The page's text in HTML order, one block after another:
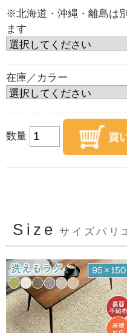
※北海道・沖縄・離島は
ます
在庫／カラー
数量
Size サイズバリ